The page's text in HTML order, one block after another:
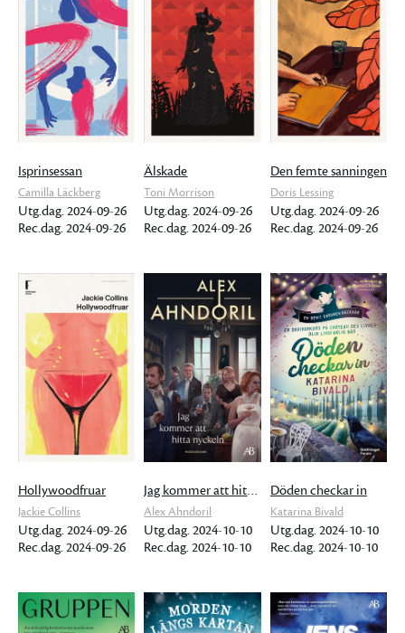
Isprinsessan
Camilla Läckberg
Utg.dag. 2024-09-26
Rec.dag. 2024-09-26
Älskade
Toni Morrison
Utg.dag. 2024-09-26
Rec.dag. 2024-09-26
Den femte sanningen
Doris Lessing
Utg.dag. 2024-09-26
Rec.dag. 2024-09-26
Hollywoodfruar
Jackie Collins
Utg.dag. 2024-09-26
Rec.dag. 2024-09-26
Jag kommer att hitta nyckeln
Alex Ahndoril
Utg.dag. 2024-10-10
Rec.dag. 2024-10-10
Döden checkar in
Katarina Bivald
Utg.dag. 2024-10-10
Rec.dag. 2024-10-10